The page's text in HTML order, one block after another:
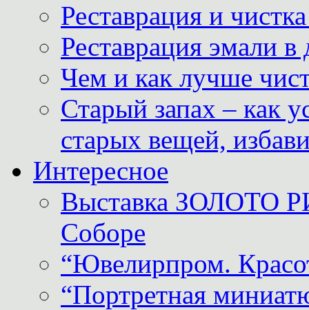
Реставрация и
Реставрация эмали
Чем и как лучше
Старый запах – как
старых вещей,
Интересное
Выставка ЗОЛОТО
Соборе
“Ювелирпром.
“Портретная